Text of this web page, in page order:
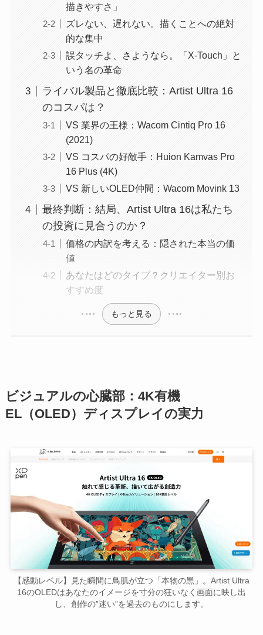
描きやすさ」
ズレない、遅れない。描くことへの絶対
的な集中
誤タッチよ、さようなら。「X-Touch」と
いう名の革命
ライバル製品と徹底比較：Artist Ultra 16
のコスパは？
VS 業界の王様：Wacom Cintiq Pro 16
(2021)
VS コスパの好敵手：Huion Kamvas Pro
16 Plus (4K)
VS 新しいOLED仲間：Wacom Movink 13
最終判断：結局、Artist Ultra 16は私たち
の投資に見合うのか？
価格の内訳を考える：隠された本当の価
値
あなたはどのタイプ？クリエイター別お
すすめ度
もっと見る
ビジュアルの心臓部：4K有機
EL（OLED）ディスプレイの実力
【感動レベル】見た瞬間に鳥肌が立つ「本物の黒」。Artist Ultra
16のOLEDはあなたのイメージを寸分の狂いなく画面に映し出
し、創作の”迷い”を過去のものにします。